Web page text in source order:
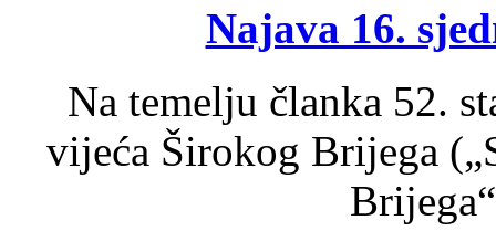
Najava 16.
Na temelju članka 52.
vijeća Širokog Brijega